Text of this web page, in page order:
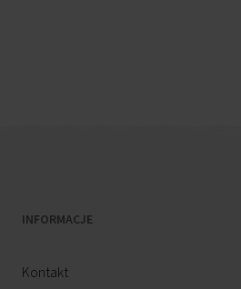
INFORMACJE
Kontakt